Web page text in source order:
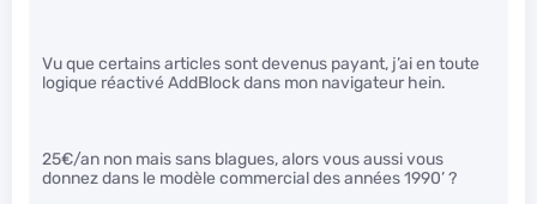
Vu que certains articles sont devenus payant, j’ai en toute
logique réactivé AddBlock dans mon navigateur hein.
25€/an non mais sans blagues, alors vous aussi vous
donnez dans le modèle commercial des années 1990’ ?